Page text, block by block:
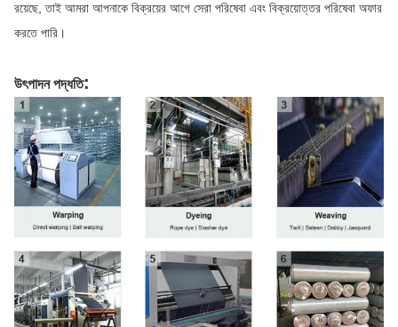
রয়েছে, তাই আমরা আপনাকে বিক্রয়ের আগে সেরা পরিষেবা এবং বিক্রয়োত্তর পরিষেবা অফার
করতে পারি।
উৎপাদন পদ্ধতি: